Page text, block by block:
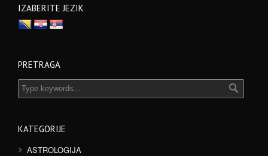
IZABERITE JEZIK
PRETRAGA
KATEGORIJE
ASTROLOGIJA